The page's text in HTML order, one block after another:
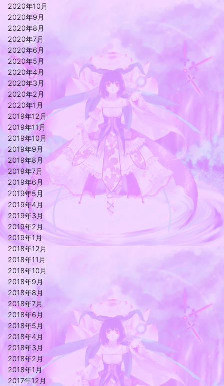
2020年10月
2020年9月
2020年8月
2020年7月
2020年6月
2020年5月
2020年4月
2020年3月
2020年2月
2020年1月
2019年12月
2019年11月
2019年10月
2019年9月
2019年8月
2019年7月
2019年6月
2019年5月
2019年4月
2019年3月
2019年2月
2019年1月
2018年12月
2018年11月
2018年10月
2018年9月
2018年8月
2018年7月
2018年6月
2018年5月
2018年4月
2018年3月
2018年2月
2018年1月
2017年12月